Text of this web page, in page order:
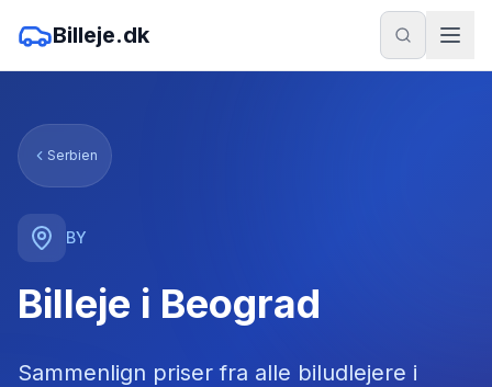
Billeje.dk
Serbien
BY
Billeje i Beograd
Sammenlign priser fra alle biludlejere i